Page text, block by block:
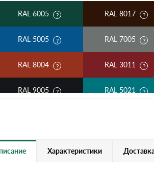
RAL 6005 RAL 8017
RAL 5005 RAL 7005
RAL 8004 RAL 3011
RAL 9005 RAL 5021
RAL 7004
Характеристики